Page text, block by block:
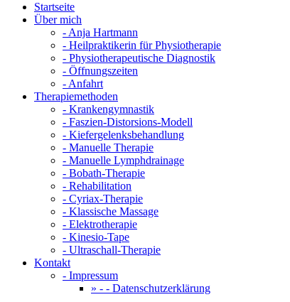
Startseite
Über mich
- Anja Hartmann
- Heilpraktikerin für Physiotherapie
- Physiotherapeutische Diagnostik
- Öffnungszeiten
- Anfahrt
Therapiemethoden
- Krankengymnastik
- Faszien-Distorsions-Modell
- Kiefergelenksbehandlung
- Manuelle Therapie
- Manuelle Lymphdrainage
- Bobath-Therapie
- Rehabilitation
- Cyriax-Therapie
- Klassische Massage
- Elektrotherapie
- Kinesio-Tape
- Ultraschall-Therapie
Kontakt
- Impressum
- - Datenschutzerklärung